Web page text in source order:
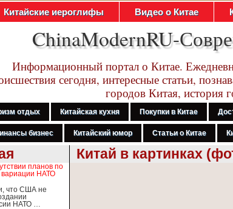
Китайские иероглифы Видео о Китае
ChinaModernRU-
Информационный портал о Китае.
сегодня, интересные статьи,
городов Китая, история
отдых Китайская кухня Покупки в Китае
бизнес Китайский юмор Статьи о Китае
планов по
вариации НАТО
что США не
НАТО …
Китай в картинках